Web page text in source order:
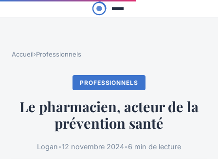
Accueil›Professionnels
PROFESSIONNELS
Le pharmacien, acteur de la
prévention santé
Logan•12 novembre 2024•6 min de lecture